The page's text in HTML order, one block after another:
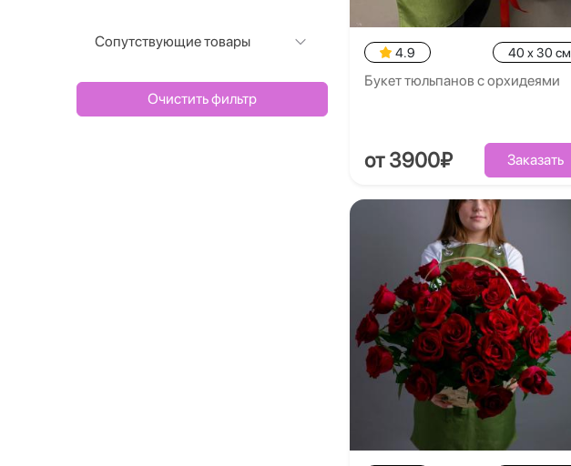
Сопутствующие товары
Очистить фильтр
4.9 40 x 30 см
Букет тюльпанов с орхидеями
от 3900₽ Заказать